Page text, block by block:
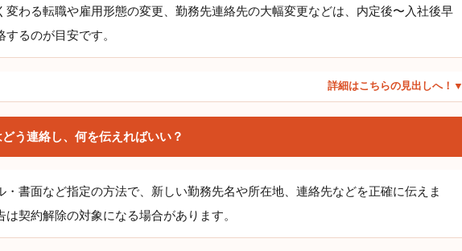
変わる転職や雇用形態の変更、勤務先連絡先の大幅変更などは、内定後〜入社後早
するのが目安です。
詳細はこちらの見出しへ！▼
う連絡し、何を伝えればいい？
・書面など指定の方法で、新しい勤務先名や所在地、連絡先などを正確に伝えま
は契約解除の対象になる場合があります。